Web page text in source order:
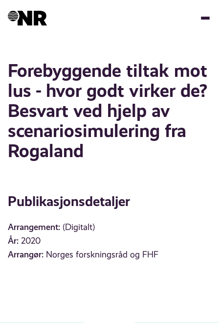
Forebyggende tiltak mot
lus - hvor godt virker de?
Besvart ved hjelp av
scenariosimulering fra
Rogaland
Publikasjonsdetaljer
Arrangement: (Digitalt)
År: 2020
Arrangør: Norges forskningsråd og FHF